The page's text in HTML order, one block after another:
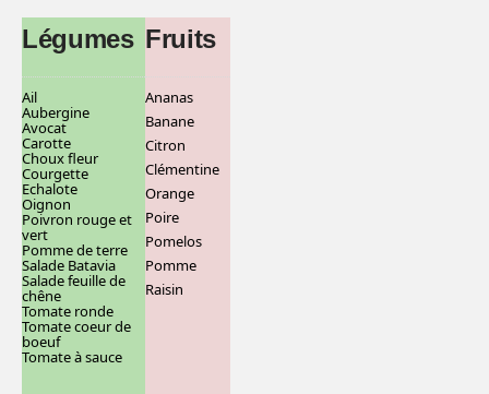
Légumes Fruits
Ail
Aubergine
Avocat
Carotte
Choux fleur
Courgette
Echalote
Oignon
Poivron rouge et
vert
Pomme de terre
Salade Batavia
Salade feuille de
chêne
Tomate ronde
Tomate coeur de
boeuf
Tomate à sauce
Ananas
Banane
Citron
Clémentine
Orange
Poire
Pomelos
Pomme
Raisin